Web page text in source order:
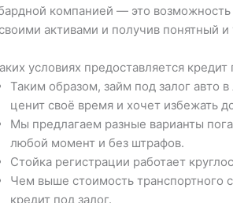
компанией — это
активами и получив понятный
условиях предоставляется кредит
Таким образом, займ под залог авто
ценит своё время и хочет избежать
Мы предлагаем разные варианты
любой момент и без штрафов.
Стойка регистрации работает
Чем выше стоимость транспортного
кредит под залог.